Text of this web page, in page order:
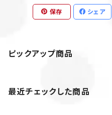
保存 シェア
ピックアップ商品
最近チェックした商品